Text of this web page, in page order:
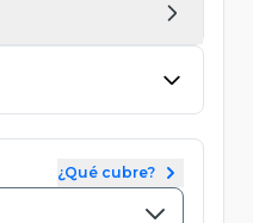
¿Qué cubre?